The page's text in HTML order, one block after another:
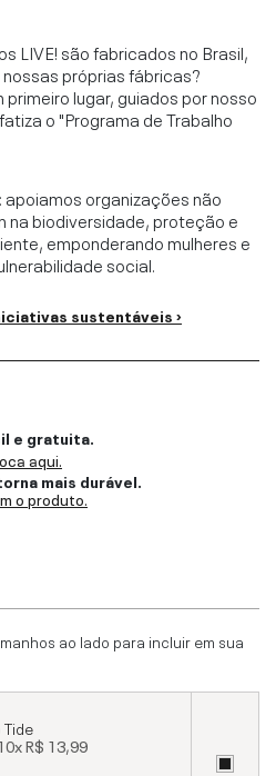
LIVE! são fabricados no Brasil,
próprias fábricas?
lugar, guiados por nosso
o "Programa de Trabalho
organizações não
na biodiversidade, proteção e
emponderando mulheres e
social.
sustentáveis ›
e gratuita.
aqui.
mais durável.
o produto.
ao lado para incluir em sua
Tide
R$ 13,99